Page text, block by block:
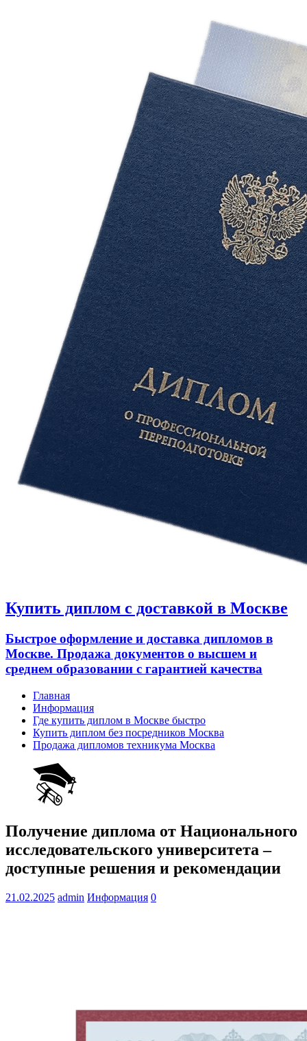
Купить диплом с доставкой в Москве
Быстрое оформление и доставка дипломов в
Москве. Продажа документов о высшем и
среднем образовании с гарантией качества
Главная
Информация
Где купить диплом в Москве быстро
Купить диплом без посредников Москва
Продажа дипломов техникума Москва
Получение диплома от Национального
исследовательского университета –
доступные решения и рекомендации
21.02.2025 admin Информация 0